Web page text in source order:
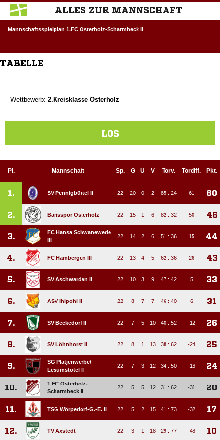
ALLES ZUR MANNSCHAFT
Mannschaftsspielplan 1.FC Osterholz-Scharmbeck II
TABELLE
Wettbewerb: 2.Kreisklasse Osterholz
LOS
Pl. Mannschaft Sp. G U V Torv. Tordiff. Pkt.
1. SV Pennigbüttel II 22 20 0 2 85 : 24 61 60
2. Barisspor Osterholz 22 15 1 6 82 : 32 50 46
3.
FC Hansa Schwanewede
III
22 14 2 6 51 : 36 15 44
4. FC Hambergen III 22 13 4 5 62 : 36 26 43
5. SV Aschwarden II 22 10 3 9 47 : 42 5 33
6. ASV Ihlpohl II 22 8 7 7 46 : 40 6 31
7. SV Beckedorf II 22 7 5 10 40 : 52 -12 26
8. SV Löhnhorst II 22 8 1 13 38 : 62 -24 25
9.
SG Platjenwerbe/​
Lesumstotel II
22 7 3 12 34 : 50 -16 24
10.
1.FC Osterholz-
Scharmbeck II
22 5 5 12 31 : 62 -31 20
11. TSG Wörpedorf-G.-E. II 22 5 2 15 41 : 73 -32 17
12. TV Axstedt 22 3 1 18 29 : 77 -48 10